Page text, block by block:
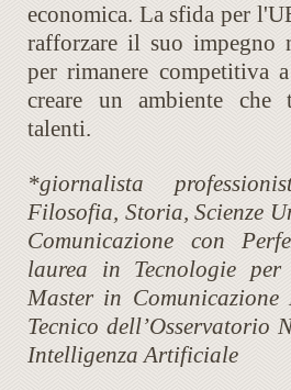
economica. La sfida per
rafforzare il suo impegno
per rimanere competitiva
creare un ambiente che
talenti.
*giornalista
Filosofia, Storia, Scienze
Comunicazione con
laurea in Tecnologie per
Master in
Tecnico dell’Osservatorio
Intelligenza Artificiale